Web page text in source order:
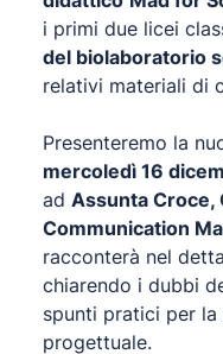
i primi due licei
del biolaboratorio
relativi materiali di
Presenteremo la
mercoledì 16
ad Assunta Croce,
Communication
racconterà nel
chiarendo i dubbi
spunti pratici per
progettuale.